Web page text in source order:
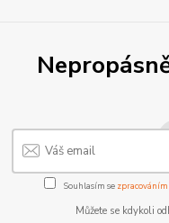
Souhlasím se
Můžete se kdykoli